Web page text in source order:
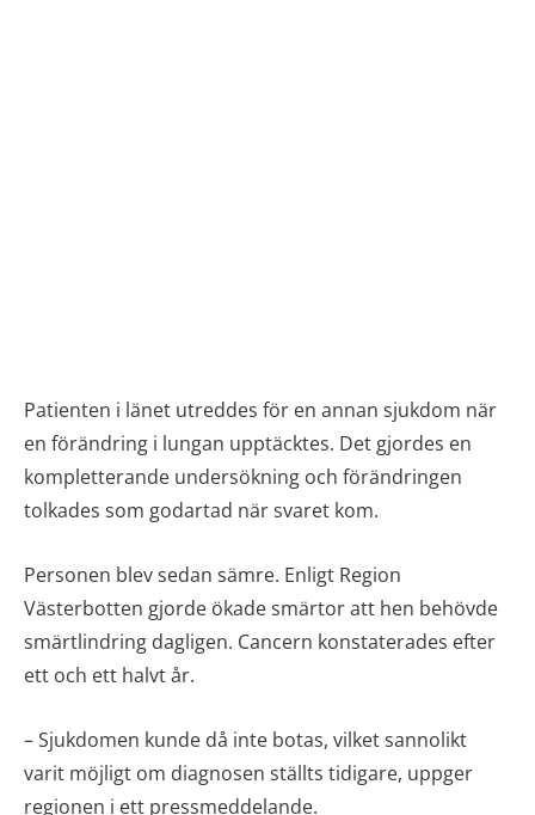
Patienten i länet utreddes för en annan sjukdom när
en förändring i lungan upptäcktes. Det gjordes en
kompletterande undersökning och förändringen
tolkades som godartad när svaret kom.
Personen blev sedan sämre. Enligt Region
Västerbotten gjorde ökade smärtor att hen behövde
smärtlindring dagligen. Cancern konstaterades efter
ett och ett halvt år.
– Sjukdomen kunde då inte botas, vilket sannolikt
varit möjligt om diagnosen ställts tidigare, uppger
regionen i ett pressmeddelande.